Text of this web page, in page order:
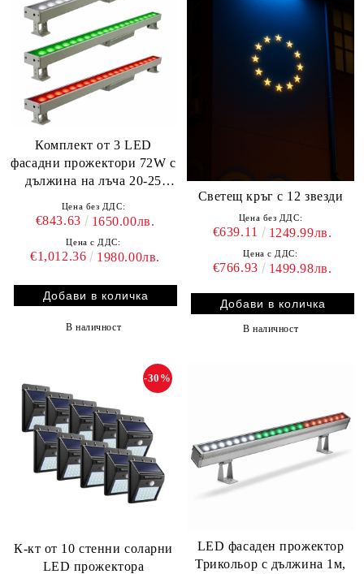
Комплект от 3 LED
фасадни прожектори 72W с
дължина на лъча 20-25
Цена без ДДС:
€843.63 1650.00лв.
Цена с ДДС:
€1,012.36 1980.00лв.
В наличност
Светещ кръг с 12 звезди
Цена без ДДС:
€639.11 1249.99лв.
Цена с ДДС:
€766.93 1499.98лв.
В наличност
К-кт от 10 стенни соларни
LED прожектора
-30%
LED фасаден прожектор
Трикольор с дължина 1м,